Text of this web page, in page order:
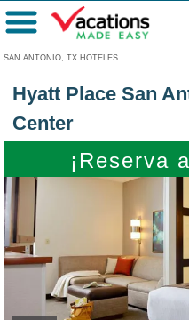
SAN ANTONIO, TX HOTELES
Menú
Hyatt Place San
Center
¡Reserva